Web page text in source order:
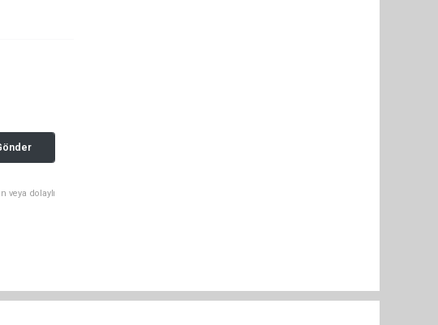
veya dolaylı